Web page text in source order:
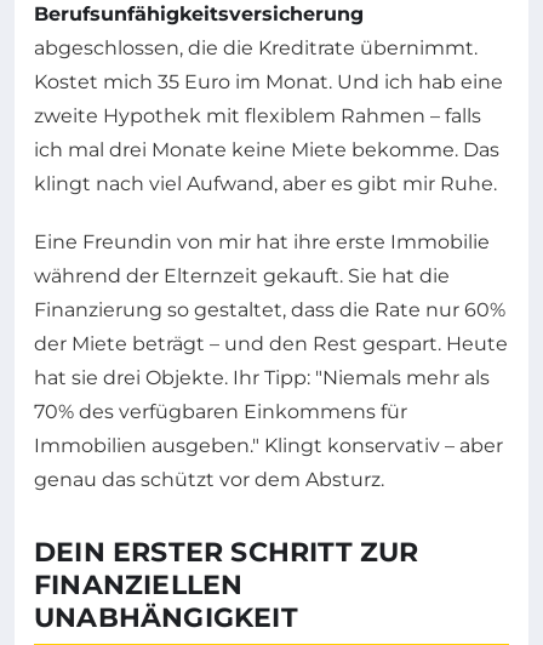
Berufsunfähigkeitsversicherung
abgeschlossen, die die Kreditrate übernimmt.
Kostet mich 35 Euro im Monat. Und ich hab eine
zweite Hypothek mit flexiblem Rahmen – falls
ich mal drei Monate keine Miete bekomme. Das
klingt nach viel Aufwand, aber es gibt mir Ruhe.
Eine Freundin von mir hat ihre erste Immobilie
während der Elternzeit gekauft. Sie hat die
Finanzierung so gestaltet, dass die Rate nur 60%
der Miete beträgt – und den Rest gespart. Heute
hat sie drei Objekte. Ihr Tipp: "Niemals mehr als
70% des verfügbaren Einkommens für
Immobilien ausgeben." Klingt konservativ – aber
genau das schützt vor dem Absturz.
DEIN ERSTER SCHRITT ZUR
FINANZIELLEN
UNABHÄNGIGKEIT